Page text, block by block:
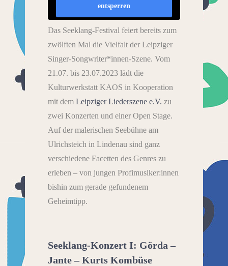
entsperren
Das Seeklang-Festival feiert bereits zum
zwölften Mal die Vielfalt der Leipziger
Singer-Songwriter*innen-Szene. Vom
21.07. bis 23.07.2023 lädt die
Kulturwerkstatt KAOS in Kooperation
mit dem Leipziger Liederszene e.V. zu
zwei Konzerten und einer Open Stage.
Auf der malerischen Seebühne am
Ulrichsteich in Lindenau sind ganz
verschiedene Facetten des Genres zu
erleben – von jungen Profimusiker:innen
bishin zum gerade gefundenem
Geheimtipp.
Seeklang-Konzert I: Görda –
Jante – Kurts Kombüse